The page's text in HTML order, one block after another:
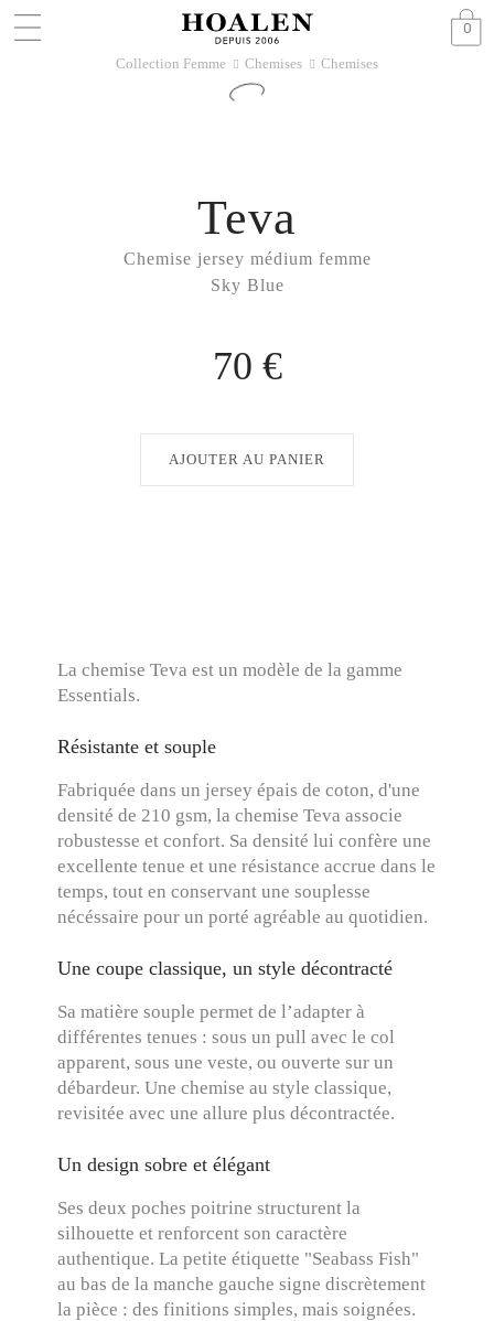
0
Collection Femme 􀆊 Chemises 􀆊 Chemises
Chemise jersey médium femme
Sky Blue
Teva
70 €
AJOUTER AU PANIER
La chemise Teva est un modèle de la gamme
Essentials.
Résistante et souple
Fabriquée dans un jersey épais de coton, d'une
densité de 210 gsm, la chemise Teva associe
robustesse et confort. Sa densité lui confère une
excellente tenue et une résistance accrue dans le
temps, tout en conservant une souplesse
nécéssaire pour un porté agréable au quotidien.
Une coupe classique, un style décontracté
Sa matière souple permet de l’adapter à
différentes tenues : sous un pull avec le col
apparent, sous une veste, ou ouverte sur un
débardeur. Une chemise au style classique,
revisitée avec une allure plus décontractée.
Un design sobre et élégant
Ses deux poches poitrine structurent la
silhouette et renforcent son caractère
authentique. La petite étiquette "Seabass Fish"
au bas de la manche gauche signe discrètement
la pièce : des finitions simples, mais soignées.